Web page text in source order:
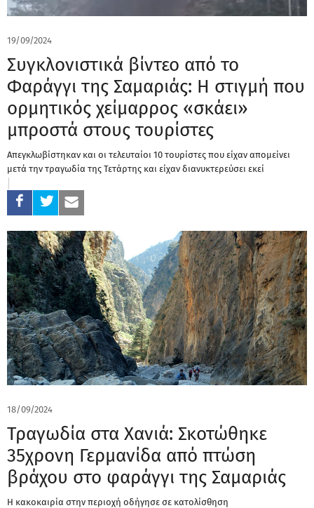
19/09/2024
Συγκλονιστικά βίντεο από το
Φαράγγι της Σαμαριάς: Η στιγμή που
ορμητικός χείμαρρος «σκάει»
μπροστά στους τουρίστες
Απεγκλωβίστηκαν και οι τελευταίοι 10 τουρίστες που είχαν απομείνει
μετά την τραγωδία της Τετάρτης και είχαν διανυκτερεύσει εκεί
18/09/2024
Τραγωδία στα Χανιά: Σκοτώθηκε
35χρονη Γερμανίδα από πτώση
βράχου στο φαράγγι της Σαμαριάς
Η κακοκαιρία στην περιοχή οδήγησε σε κατολίσθηση